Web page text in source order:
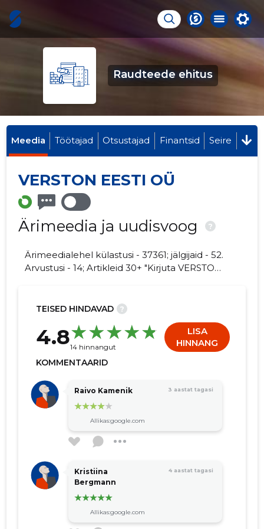
Raudteede ehitus
Meedia Töötajad Otsustajad Finantsid Seire
VERSTON EESTI OÜ
Ärimeedia ja uudisvoog ?
Ärimeedialehel külastusi - 37361; jälgijaid - 52.
Arvustusi - 14; Artikleid 30+ "Kirjuta VERSTON
TEISED HINDAVAD ?
4.814 hinnangut
LISA
HINNANG
KOMMENTAARID
Raivo Kamenik 3 aastat tagasi
Allikas:google.com
Kristiina
Bergmann
4 aastat tagasi
Allikas:google.com